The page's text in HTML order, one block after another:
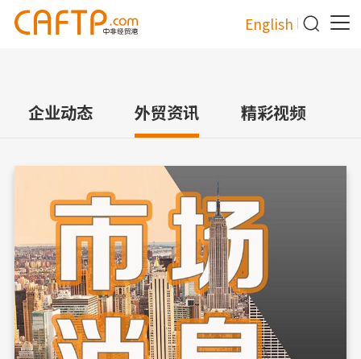
English
企业动态 外贸资讯 精彩视频